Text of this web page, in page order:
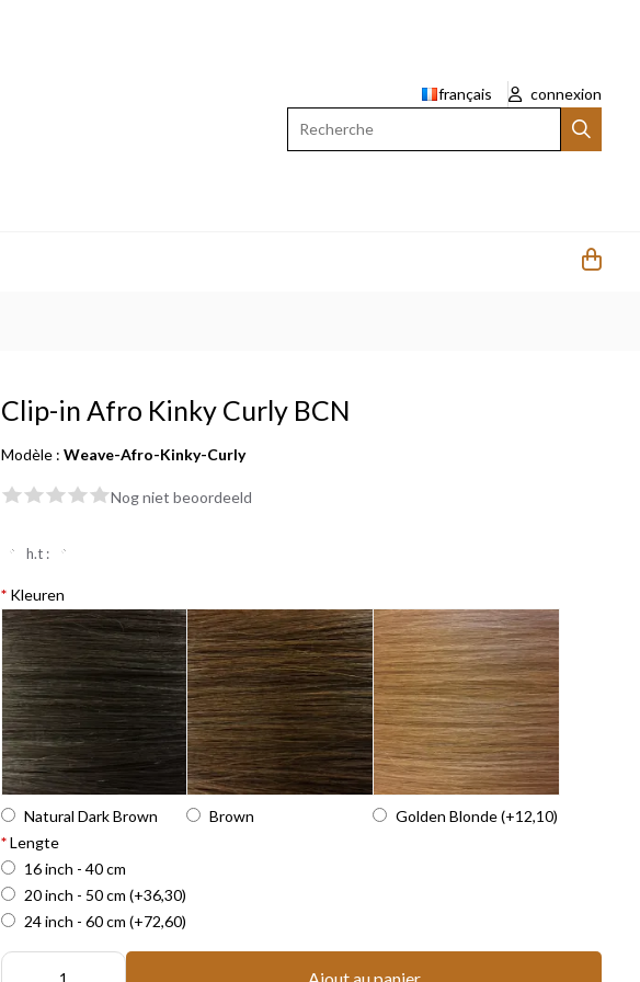
français
connexion
Clip-in Afro Kinky Curly BCN
Modèle :Weave-Afro-Kinky-Curly
Nog niet beoordeeld
h.t :
* Kleuren
Natural Dark Brown Brown Golden Blonde(+12,10)
*Lengte
16 inch - 40 cm
20 inch - 50 cm(+36,30)
24 inch - 60 cm (+72,60)